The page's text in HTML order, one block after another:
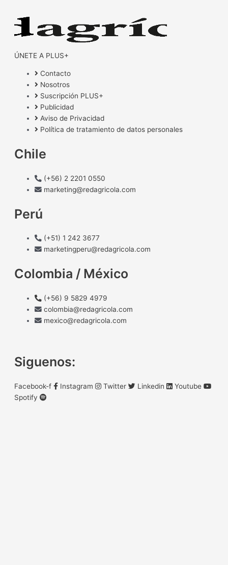
ÚNETE A PLUS+
Contacto
Nosotros
Suscripción PLUS+
Publicidad
Aviso de Privacidad
Política de tratamiento de datos personales
Chile
(+56) 2 2201 0550
marketing@redagricola.com
Perú
(+51) 1 242 3677
marketingperu@redagricola.com
Colombia / México
(+56) 9 5829 4979
colombia@redagricola.com
mexico@redagricola.com
Siguenos:
Facebook-f Instagram Twitter Linkedin
Youtube
Spotify